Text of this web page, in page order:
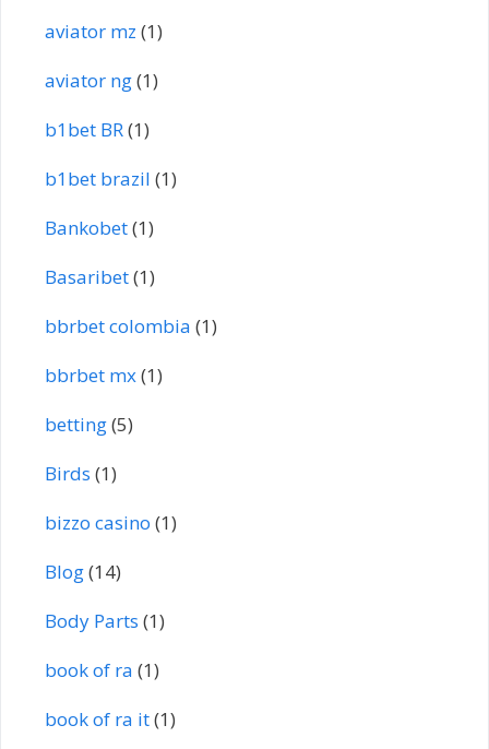
aviator mz (1)
aviator ng(1)
b1bet BR(1)
b1bet brazil (1)
Bankobet(1)
Basaribet(1)
bbrbet colombia (1)
bbrbet mx(1)
betting(5)
Birds (1)
bizzo casino (1)
Blog(14)
Body Parts (1)
book of ra (1)
book of ra it(1)